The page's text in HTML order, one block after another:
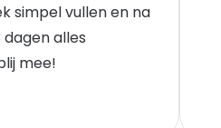
simpel vullen en na
alles
mee!